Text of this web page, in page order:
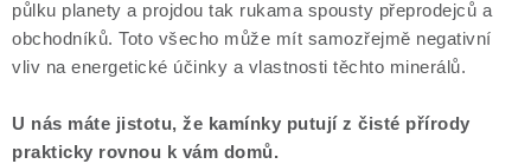
půlku planety a projdou tak rukama spousty přeprodejců a
obchodníků. Toto všecho může mít samozřejmě negativní
vliv na energetické účinky a vlastnosti těchto minerálů.
U nás máte jistotu, že kamínky putují z čisté přírody
prakticky rovnou k vám domů.